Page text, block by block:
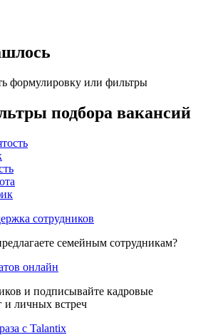
формулировку или фильтры
подбора вакансий
сотрудников
семейным сотрудникам?
онлайн
и подписывайте кадровые
и личных встреч
с Talantix